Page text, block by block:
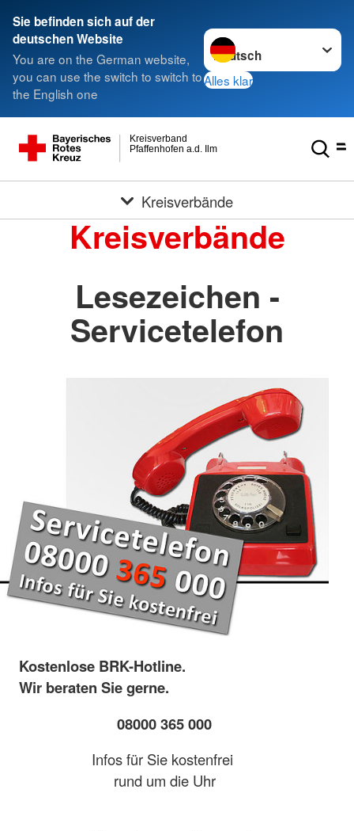
Sie befinden sich auf der
deutschen Website
You are on the German website,
you can use the switch to switch to
the English one
Sprache wechseln zu
Alles klar
Pfaffenhofen a.d. Ilm
Kreisverband
Kreisverbände
Kreisverbände
Lesezeichen -
Servicetelefon
Kostenlose BRK-Hotline.
Wir beraten Sie gerne.
08000 365 000
Infos für Sie kostenfrei
rund um die Uhr